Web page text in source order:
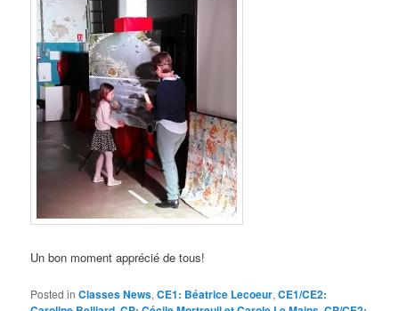
Un bon moment apprécié de tous!
Posted in Classes News,CE1: Béatrice Lecoeur,CE1/CE2: